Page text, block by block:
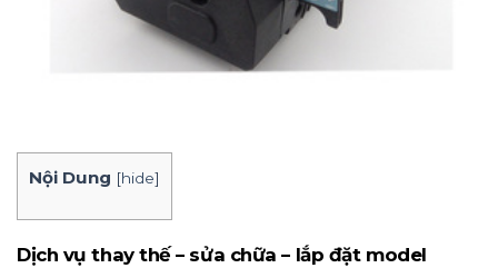
Nội Dung [hide]
Dịch vụ thay thế – sửa chữa – lắp đặt model